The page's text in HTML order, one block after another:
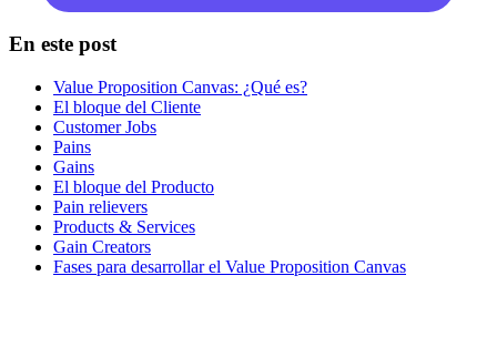
En este post
Value Proposition Canvas: ¿Qué es?
El bloque del Cliente
Customer Jobs
Pains
Gains
El bloque del Producto
Pain relievers
Products & Services
Gain Creators
Fases para desarrollar el Value Proposition Canvas